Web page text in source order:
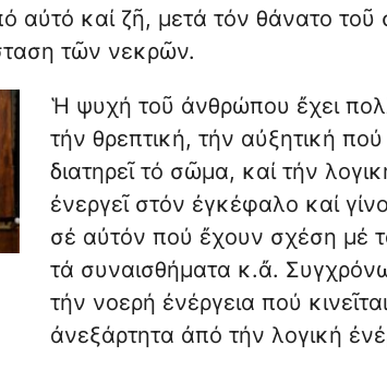
αὐτό καί ζῆ, μετά τόν θάνατο
τῶν νεκρῶν.
Ἡ ψυχή τοῦ ἀνθρώπου ἔχει
τήν θρεπτική, τήν αὐξητική
διατηρεῖ τό σῶμα, καί τήν
ἐνεργεῖ στόν ἐγκέφαλο καί
σέ αὐτόν πού ἔχουν σχέση μέ
τά συναισθήματα κ.ἄ.
τήν νοερή ἐνέργεια πού
ἀνεξάρτητα ἀπό τήν λογική